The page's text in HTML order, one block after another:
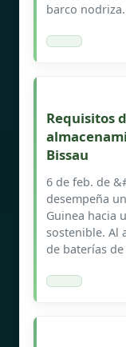
barco nodriza.
Requisitos
Bissau
6 de feb. de
desempeña
Guinea hacia
sostenible. Al
de baterías